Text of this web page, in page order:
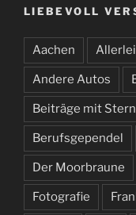
LIEBEVOLL
Aachen Allerlei
Andere Autos
Beiträge mit
Berufsgependel
Der Moorbraune
Fotografie